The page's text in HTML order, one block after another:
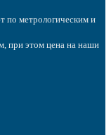
по метрологическим и
при этом цена на наши